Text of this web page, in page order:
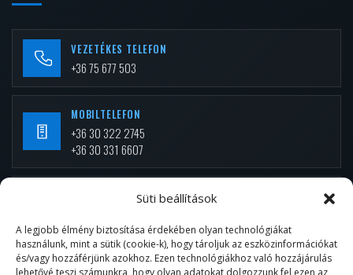
Süti beállítások
A legjobb élmény biztosítása érdekében olyan technológiákat
használunk, mint a sütik (cookie-k), hogy tároljuk az eszközinformációkat
és/vagy hozzáférjünk azokhoz. Ezen technológiákhoz való hozzájárulás
lehetővé teszi számunkra, hogy olyan adatokat dolgozzunk fel ezen az
VEZETÉKES TELEFON
+36 75 677 503
MOBILTELEFON
+36 30 322 2745
+36 30 331 6607
TELEPHELY